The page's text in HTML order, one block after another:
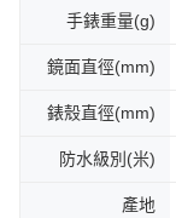
手錶重量(g)
鏡面直徑(mm)
錶殼直徑(mm)
防水級別(米)
產地